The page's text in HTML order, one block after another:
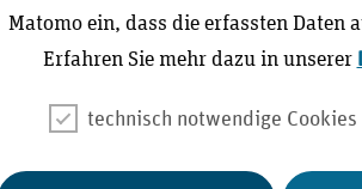
Matomo ein, dass die erfassten Daten
Erfahren Sie mehr dazu in unserer
technisch notwendige Cookies